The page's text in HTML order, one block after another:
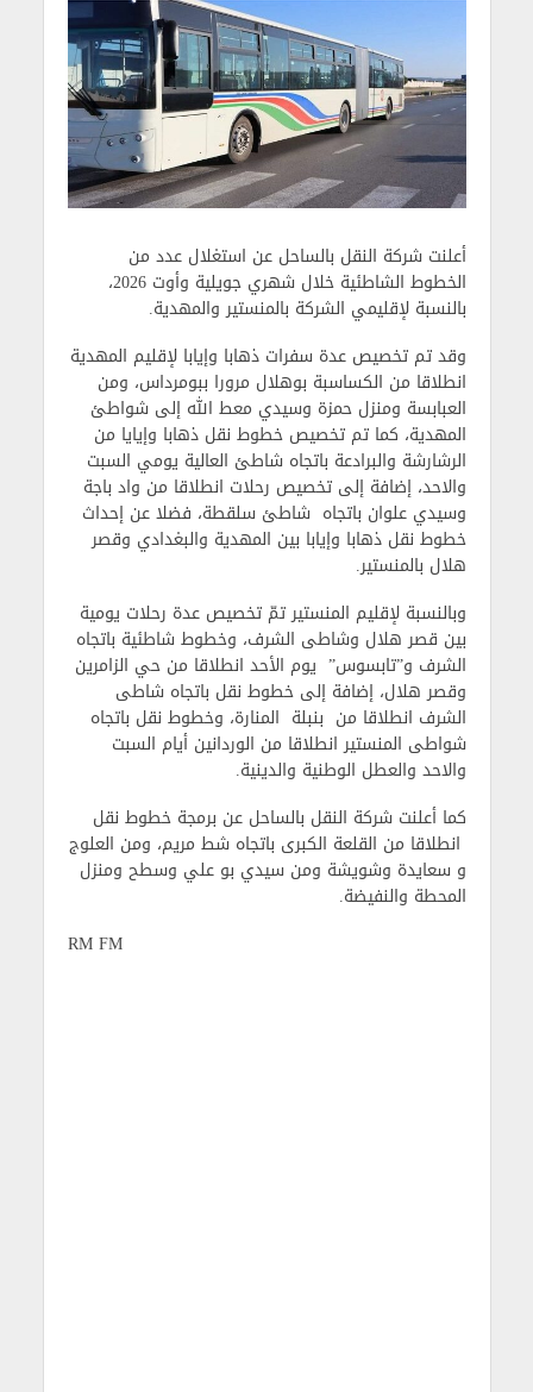
أعلنت شركة النقل بالساحل عن استغلال عدد من
الخطوط الشاطئية خلال شهري جويلية وأوت 2026،
بالنسبة لإقليمي الشركة بالمنستير والمهدية.
وقد تم تخصيص عدة سفرات ذهابا وإيابا لإقليم المهدية
انطلاقا من الكساسبة بوهلال مرورا ببومرداس، ومن
العبابسة ومنزل حمزة وسيدي معط الله إلى شواطئ
المهدية، كما تم تخصيص خطوط نقل ذهابا وإيايا من
الرشارشة والبرادعة باتجاه شاطئ العالية يومي السبت
والاحد، إضافة إلى تخصيص رحلات انطلاقا من واد باجة
وسيدي علوان باتجاه شاطئ سلقطة، فضلا عن إحداث
خطوط نقل ذهابا وإيابا بين المهدية والبغدادي وقصر
هلال بالمنستير.
وبالنسبة لإقليم المنستير تمّ تخصيص عدة رحلات يومية
بين قصر هلال وشاطى الشرف، وخطوط شاطئية باتجاه
الشرف و”تابسوس” يوم الأحد انطلاقا من حي الزامرين
وقصر هلال، إضافة إلى خطوط نقل باتجاه شاطى
الشرف انطلاقا من بنبلة المنارة، وخطوط نقل باتجاه
شواطى المنستير انطلاقا من الوردانين أيام السبت
والاحد والعطل الوطنية والدينية.
كما أعلنت شركة النقل بالساحل عن برمجة خطوط نقل
انطلاقا من القلعة الكبرى باتجاه شط مريم، ومن العلوج
و سعايدة وشويشة ومن سيدي بو علي وسطح ومنزل
المحطة والنفيضة.
RM FM